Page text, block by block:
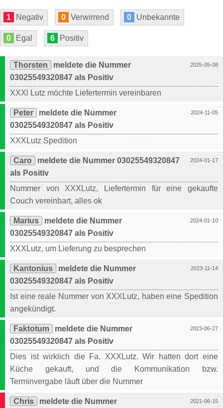
1 Negativ 0 Verwirrend 0 Unbekannte
0 Egal 6 Positiv
2025-05-08
Thorsten
meldete die Nummer
03025549320847 als Positiv
XXXl Lutz möchte Liefertermin vereinbaren
2024-11-05
Peter
meldete die Nummer
03025549320847 als Positiv
XXXLutz Spedition
2024-01-17
Caro
meldete die Nummer 03025549320847
als Positiv
Nummer von XXXLutz, Liefertermin für eine gekaufte
Couch vereinbart, alles ok
2024-01-10
Marius
meldete die Nummer
03025549320847 als Positiv
XXXLutz, um Lieferung zu besprechen
2023-11-14
Kantonius
meldete die Nummer
03025549320847 als Positiv
Ist eine reale Nummer von XXXLutz, haben eine Spedition
angekündigt.
2023-06-27
Faktotum
meldete die Nummer
03025549320847 als Positiv
Dies ist wirklich die Fa. XXXLutz. Wir hatten dort eine
Küche gekauft, und die Kommunikation bzw.
Terminvergabe läuft über die Nummer
2021-06-15
Chris meldete die Nummer